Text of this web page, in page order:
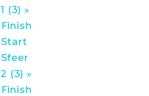
(3) »
Finish
Start
Sfeer
(3) »
Finish